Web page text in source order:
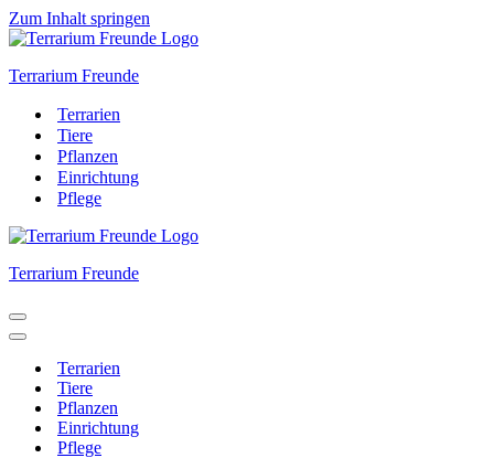
Zum Inhalt springen
Terrarium Freunde
Terrarien
Tiere
Pflanzen
Einrichtung
Pflege
Terrarium Freunde
Navigationsmenü
Navigationsmenü
Terrarien
Tiere
Pflanzen
Einrichtung
Pflege